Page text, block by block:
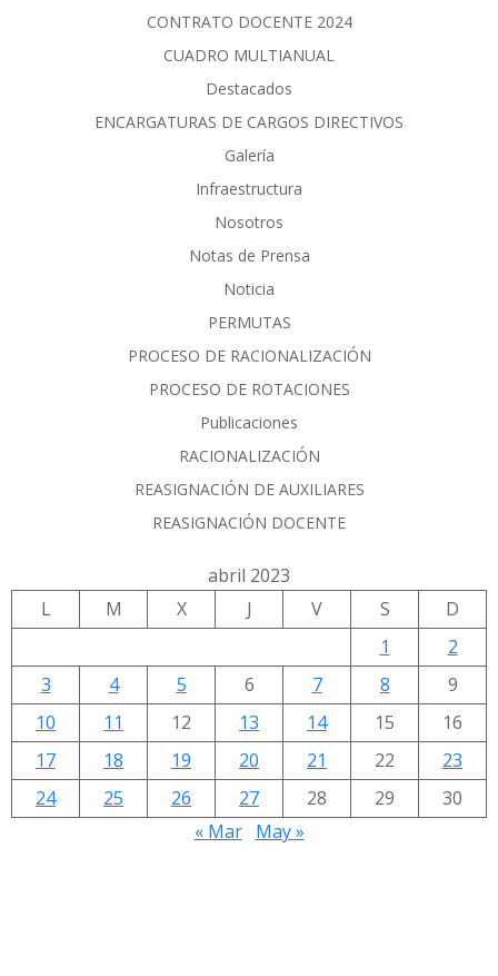
CONTRATO DOCENTE 2024
CUADRO MULTIANUAL
Destacados
ENCARGATURAS DE CARGOS DIRECTIVOS
Galería
Infraestructura
Nosotros
Notas de Prensa
Noticia
PERMUTAS
PROCESO DE RACIONALIZACIÓN
PROCESO DE ROTACIONES
Publicaciones
RACIONALIZACIÓN
REASIGNACIÓN DE AUXILIARES
REASIGNACIÓN DOCENTE
abril 2023
L
M X J V S
D
1
2
3
4 5 6 7 8
9
10
11 12 13 14 15
16
17
18 19 20 21 22
23
24
25 26 27 28 29
30
« Mar
May »